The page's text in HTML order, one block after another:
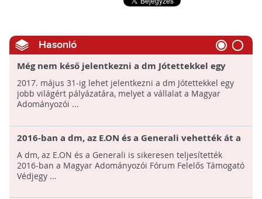
Hasonló
Még nem késő jelentkezni a dm Jótettekkel egy
jobb világért pályázatára!
2017. május 31-ig lehet jelentkezni a dm Jótettekkel egy
jobb világért pályázatára, melyet a vállalat a Magyar
Adományozói ...
2016-ban a dm, az E.ON és a Generali vehették át a
MAF Felelős Támogató Védjegy elismerést
A dm, az E.ON és a Generali is sikeresen teljesítették
2016-ban a Magyar Adományozói Fórum Felelős Támogató
Védjegy ...